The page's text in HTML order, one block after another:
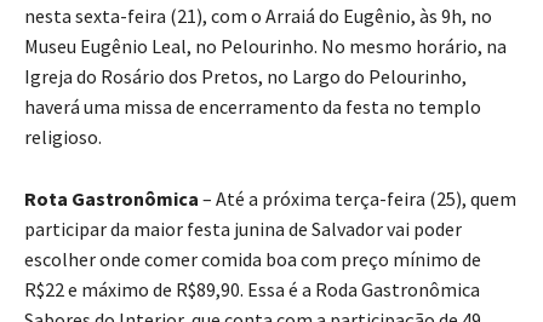
nesta sexta-feira (21), com o Arraiá do Eugênio, às 9h, no
Museu Eugênio Leal, no Pelourinho. No mesmo horário, na
Igreja do Rosário dos Pretos, no Largo do Pelourinho,
haverá uma missa de encerramento da festa no templo
religioso.
Rota Gastronômica – Até a próxima terça-feira (25), quem
participar da maior festa junina de Salvador vai poder
escolher onde comer comida boa com preço mínimo de
R$22 e máximo de R$89,90. Essa é a Roda Gastronômica